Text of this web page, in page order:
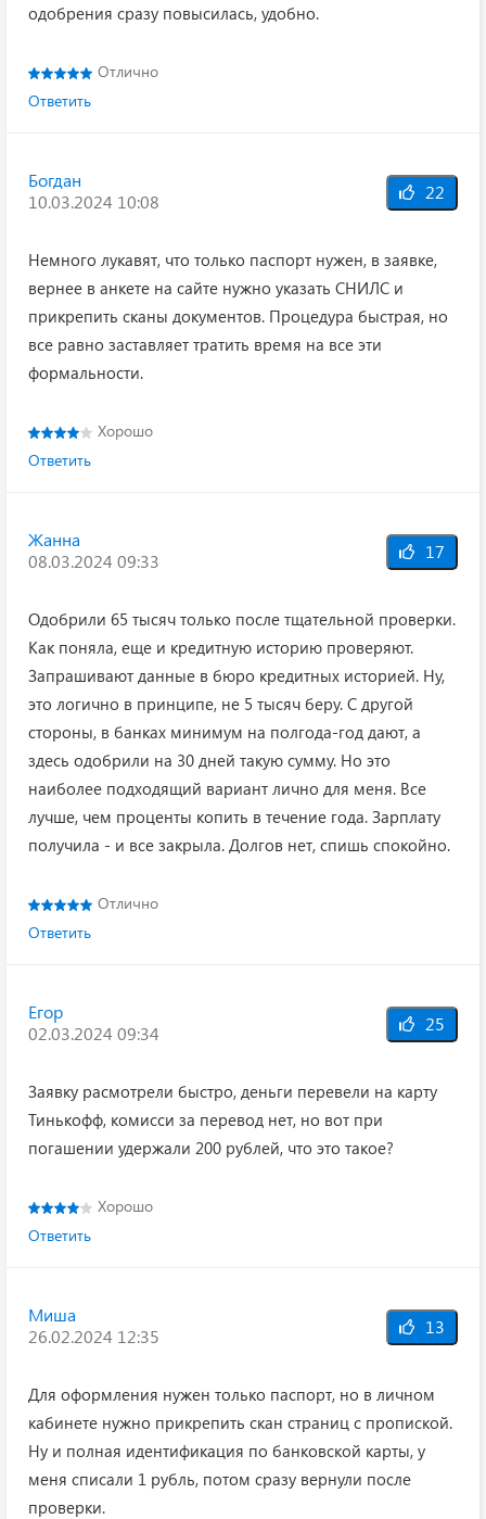
одобрения сразу повысилась, удобно.
Отлично
Ответить
Богдан
10.03.2024 10:08
22
Немного лукавят, что только паспорт нужен, в заявке,
вернее в анкете на сайте нужно указать СНИЛС и
прикрепить сканы документов. Процедура быстрая, но
все равно заставляет тратить время на все эти
формальности.
Хорошо
Ответить
Жанна
08.03.2024 09:33
17
Одобрили 65 тысяч только после тщательной проверки.
Как поняла, еще и кредитную историю проверяют.
Запрашивают данные в бюро кредитных историей. Ну,
это логично в принципе, не 5 тысяч беру. С другой
стороны, в банках минимум на полгода-год дают, а
здесь одобрили на 30 дней такую сумму. Но это
наиболее подходящий вариант лично для меня. Все
лучше, чем проценты копить в течение года. Зарплату
получила - и все закрыла. Долгов нет, спишь спокойно.
Отлично
Ответить
Егор
02.03.2024 09:34
25
Заявку расмотрели быстро, деньги перевели на карту
Тинькофф, комисси за перевод нет, но вот при
погашении удержали 200 рублей, что это такое?
Хорошо
Ответить
Миша
26.02.2024 12:35
13
Для оформления нужен только паспорт, но в личном
кабинете нужно прикрепить скан страниц с пропиской.
Ну и полная идентификация по банковской карты, у
меня списали 1 рубль, потом сразу вернули после
проверки.